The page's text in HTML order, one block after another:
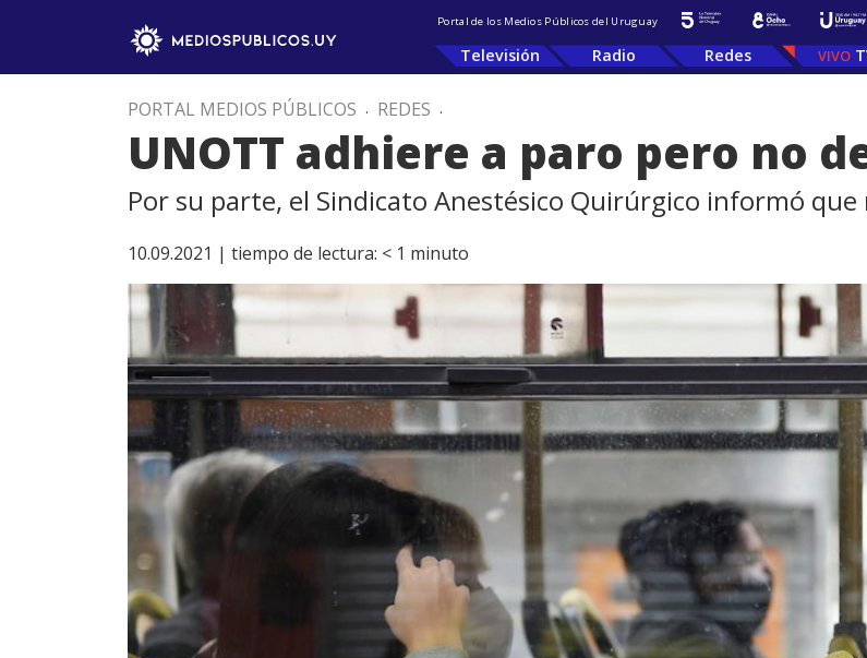
Portal de los Medios Públicos del Uruguay
Televisión Radio Redes
PORTAL MEDIOS PÚBLICOS . REDES .
UNOTT adhiere a paro pero no
Por su parte, el Sindicato Anestésico Quirúrgico informó que
10.09.2021 | tiempo de lectura: < 1 minuto